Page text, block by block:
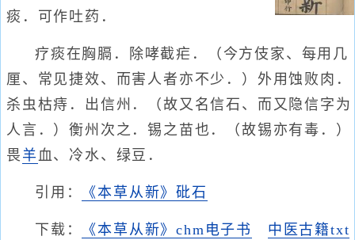
痰．可作吐药．
疗痰在胸膈．除哮截疟．（今方伎家、每用几
厘、常见捷效、而害人者亦不少．）外用蚀败肉．
杀虫枯痔．出信州．（故又名信石、而又隐信字为
人言．）衡州次之．锡之苗也．（故锡亦有毒．）
畏 羊 血、冷水、绿豆．
引用： 《本草从新》砒石
下载： 《本草从新》chm电子书
中医古籍txt